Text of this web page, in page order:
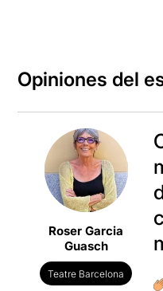
Opiniones del
Roser Garcia
Guasch
Teatre Barcelona